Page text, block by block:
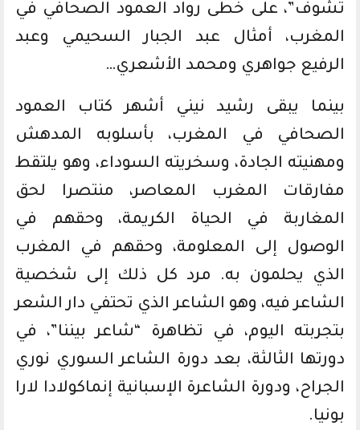
تشوف”، على خطى رواد العمود الصحافي في
المغرب، أمثال عبد الجبار السحيمي وعبد
الرفيع جواهري ومحمد الأشعري…
بينما يبقى رشيد نيني أشهر كتاب العمود
الصحافي في المغرب، بأسلوبه المدهش
ومهنيته الجادة، وسخريته السوداء، وهو يلتقط
مفارقات المغرب المعاصر، منتصرا لحق
المغاربة في الحياة الكريمة، وحقهم في
الوصول إلى المعلومة، وحقهم في المغرب
الذي يحلمون به. مرد كل ذلك إلى شخصية
الشاعر فيه، وهو الشاعر الذي تحتفي دار الشعر
بتجربته اليوم، في تظاهرة “شاعر بيننا”، في
دورتها الثالثة، بعد دورة الشاعر السوري نوري
الجراح، ودورة الشاعرة الإسبانية إنماكولادا لارا
بونيا.